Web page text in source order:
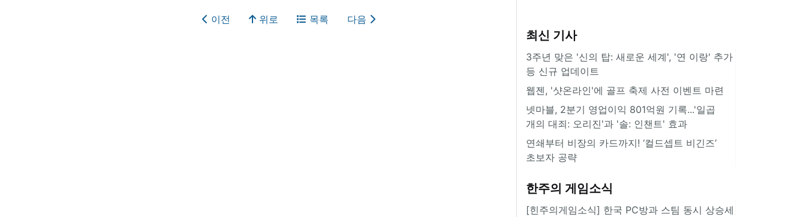
이전 위로 목록 다음
최신 기사
3주년 맞은 '신의 탑: 새로운 세계', '연 이랑' 추가
등 신규 업데이트
웹젠, '샷온라인'에 골프 축제 사전 이벤트 마련
넷마블, 2분기 영업이익 801억원 기록...'일곱
개의 대죄: 오리진'과 '솔: 인챈트' 효과
연쇄부터 비장의 카드까지! ‘컬드셉트 비긴즈’
초보자 공략
한주의 게임소식
[힌주의게임소식] 한국 PC방과 스팀 동시 상승세